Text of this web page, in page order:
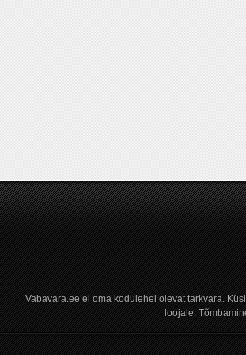
Vabavara.ee ei oma kodulehel olevat tarkvara.
loojale.